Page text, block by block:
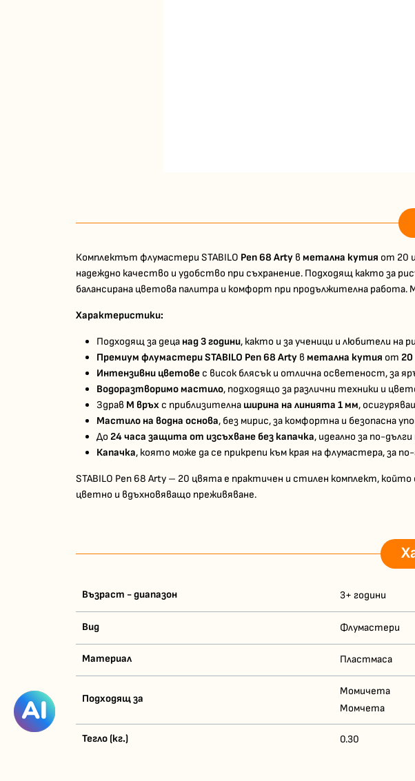
Комплектът флумастери STABILO Pen 68 Arty вметална кутия от 20
надеждно качество и удобство при съхранение. Подходящ както за
балансирана цветова палитра и комфорт при продължителна
Характеристики:
Подходящ за деца над 3 години, както и за ученици и любители на
Премиум флумастери STABILO Pen 68 Arty вметална кутия от
Интензивни цветове с висок блясък и отлична осветеност, за
Водоразтворимо мастило, подходящо за различни техники и
Здрав M връх с приблизителна ширина на линията 1 мм,
Мастило на водна основа, без мирис, за комфортна и безопасна
До24 часа защита от изсъхване без капачка, идеално за по-
Капачка, която може да се прикрепи към края на флумастера, за
STABILO Pen 68 Arty – 20 цвята е практичен и стилен комплект,
цветно и вдъхновяващо преживяване.
Възраст - диапазон 3+ години
Вид Флумастери
Материал Пластмаса
Подходящ за
Момичета
Момчета
Тегло (кг.) 0.30